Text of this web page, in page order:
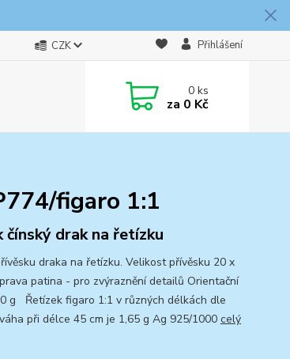
CZK Přihlášení
0ks
za 0 Kč
figaro 1:1
čínský drak na řetízku
draka na řetízku. Velikost přívěsku 20 x
patina - pro zvýraznění detailů Orientační
g Řetízek figaro 1:1 v různých délkách dle
při délce 45 cm je 1,65 g Ag 925/1000 celý